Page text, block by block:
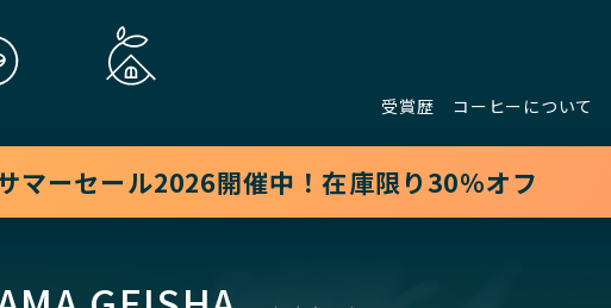
受賞歴 コーヒーについて
マーセール2026開催中！在庫限り30%オフ